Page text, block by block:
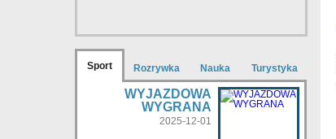
Sport Rozrywka Nauka Turystyka
WYJAZDOWA
WYGRANA
2025-12-01